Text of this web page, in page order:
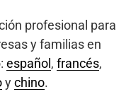
profesional para
y familias en
español , francés,
ychino.